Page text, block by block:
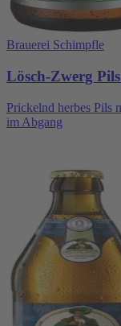
Brauerei Schimpfle
Lösch-Zwerg
Prickelnd herbes Pils
im Abgang